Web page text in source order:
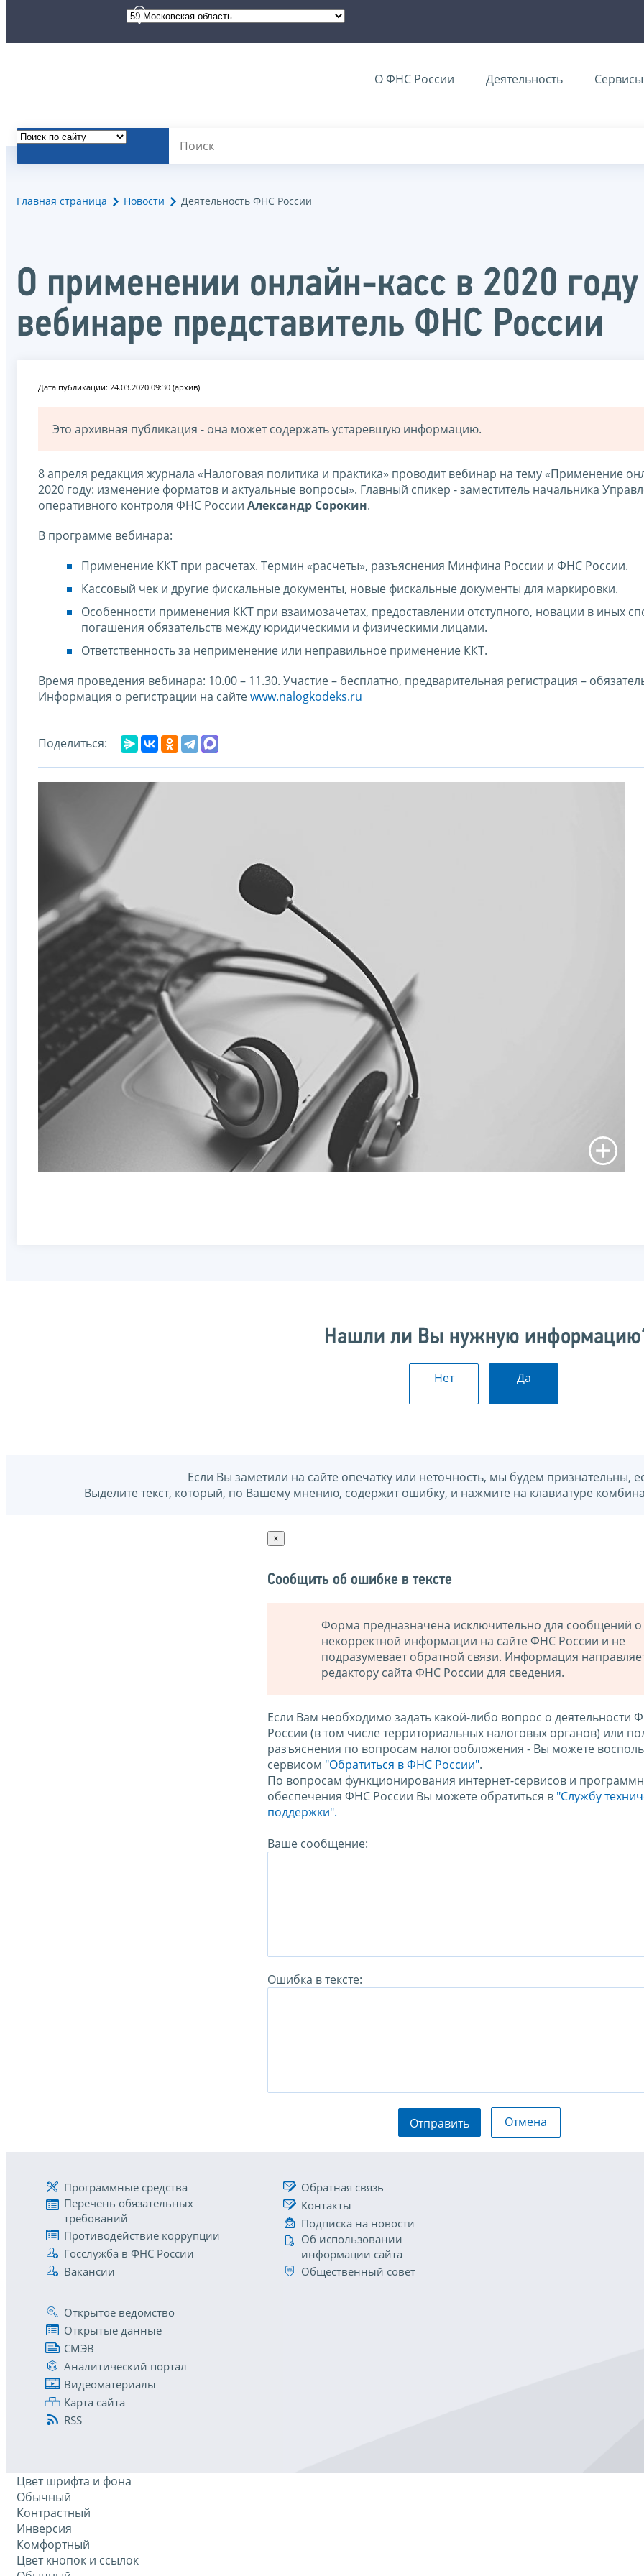
О ФНС России Деятельность Сервисы
Главная страница Новости Деятельность ФНС России
О применении онлайн-касс в 2020
вебинаре представитель ФНС России
Дата публикации: 24.03.2020 09:30 (архив)
Это архивная публикация - она может содержать устаревшую информацию.
8 апреля редакция журнала «Налоговая политика и практика» проводит вебинар на тему «Применение
2020 году: изменение форматов и актуальные вопросы». Главный спикер - заместитель начальника
оперативного контроля ФНС России Александр Сорокин.
В программе вебинара:
Применение ККТ при расчетах. Термин «расчеты», разъяснения Минфина России и ФНС России.
Кассовый чек и другие фискальные документы, новые фискальные документы для маркировки.
Особенности применения ККТ при взаимозачетах, предоставлении отступного, новации в иных
погашения обязательств между юридическими и физическими лицами.
Ответственность за неприменение или неправильное применение ККТ.
Время проведения вебинара: 10.00 – 11.30. Участие – бесплатно, предварительная регистрация –
Информация о регистрации на сайтеwww.nalogkodeks.ru
Поделиться:
Нашли ли Вы нужную
Нет Да
Если Вы заметили на сайте опечатку или неточность, мы будем признательны,
Выделите текст, который, по Вашему мнению, содержит ошибку, и нажмите на клавиатуре
×
Сообщить об ошибке в тексте
Форма предназначена исключительно для сообщений о
некорректной информации на сайте ФНС России и не
подразумевает обратной связи. Информация
редактору сайта ФНС России для сведения.
Если Вам необходимо задать какой-либо вопрос о деятельности
России (в том числе территориальных налоговых органов) или
разъяснения по вопросам налогообложения - Вы можете
сервисом "Обратиться в ФНС России".
По вопросам функционирования интернет-сервисов и
обеспечения ФНС России Вы можете обратиться в "Службу
поддержки".
Ваше сообщение:
Ошибка в тексте:
Отправить Отмена
Программные средства
Перечень обязательных
требований
Противодействие коррупции
Госслужба в ФНС России
Вакансии
Обратная связь
Контакты
Подписка на новости
Об использовании
информации сайта
Общественный совет
Открытое ведомство
Открытые данные
СМЭВ
Аналитический портал
Видеоматериалы
Карта сайта
RSS
Цвет шрифта и фона
Обычный
Контрастный
Инверсия
Комфортный
Цвет кнопок и ссылок